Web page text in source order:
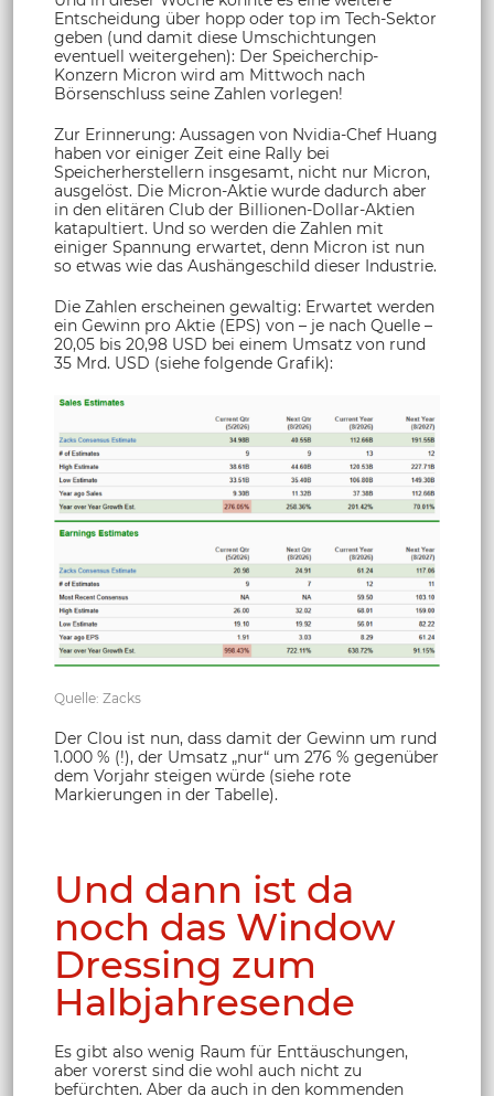
Entscheidung über hopp oder top im Tech-Sektor
geben (und damit diese Umschichtungen
eventuell weitergehen): Der Speicherchip-
Konzern Micron wird am Mittwoch nach
Börsenschluss seine Zahlen vorlegen!
Zur Erinnerung: Aussagen von Nvidia-Chef Huang
haben vor einiger Zeit eine Rally bei
Speicherherstellern insgesamt, nicht nur Micron,
ausgelöst. Die Micron-Aktie wurde dadurch aber
in den elitären Club der Billionen-Dollar-Aktien
katapultiert. Und so werden die Zahlen mit
einiger Spannung erwartet, denn Micron ist nun
so etwas wie das Aushängeschild dieser Industrie.
Die Zahlen erscheinen gewaltig: Erwartet werden
ein Gewinn pro Aktie (EPS) von – je nach Quelle –
20,05 bis 20,98 USD bei einem Umsatz von rund
35 Mrd. USD (siehe folgende Grafik):
Quelle: Zacks
Der Clou ist nun, dass damit der Gewinn um rund
1.000 % (!), der Umsatz „nur“ um 276 % gegenüber
dem Vorjahr steigen würde (siehe rote
Markierungen in der Tabelle).
Und dann ist da
noch das Window
Dressing zum
Halbjahresende
Es gibt also wenig Raum für Enttäuschungen,
aber vorerst sind die wohl auch nicht zu
befürchten. Aber da auch in den kommenden